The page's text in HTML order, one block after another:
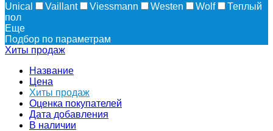
Unical
Vaillant Viessmann Westen Wolf
Теплый
пол
Еще
Подбор по параметрам
Хиты продаж
Название
Цена
Хиты продаж
Оценка покупателей
Дата добавления
В наличии